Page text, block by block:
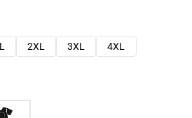
2XL 3XL
4XL